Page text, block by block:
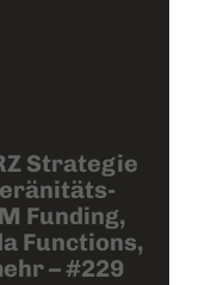
Strategie
Funding,
Functions,
– #229